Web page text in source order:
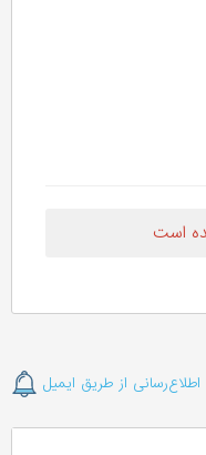
است
اطلاع‌رسانی از طریق ایمیل